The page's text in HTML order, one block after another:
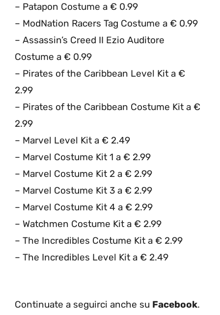
– Patapon Costume a € 0.99
– ModNation Racers Tag Costume a € 0.99
– Assassin’s Creed II Ezio Auditore
Costume a € 0.99
– Pirates of the Caribbean Level Kit a €
2.99
– Pirates of the Caribbean Costume Kit a €
2.99
– Marvel Level Kit a € 2.49
– Marvel Costume Kit 1 a € 2.99
– Marvel Costume Kit 2 a € 2.99
– Marvel Costume Kit 3 a € 2.99
– Marvel Costume Kit 4 a € 2.99
– Watchmen Costume Kit a € 2.99
– The Incredibles Costume Kit a € 2.99
– The Incredibles Level Kit a € 2.49
Continuate a seguirci anche su Facebook.